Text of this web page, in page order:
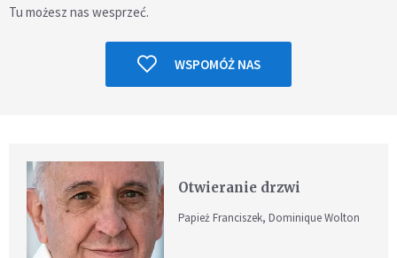
Tu możesz nas wesprzeć.
WSPOMÓŻ NAS
Otwieranie drzwi
Papież Franciszek, Dominique Wolton